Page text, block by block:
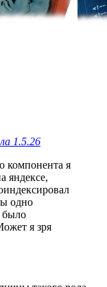
1.5.26
компонента я
яндексе,
одно
было
я зря